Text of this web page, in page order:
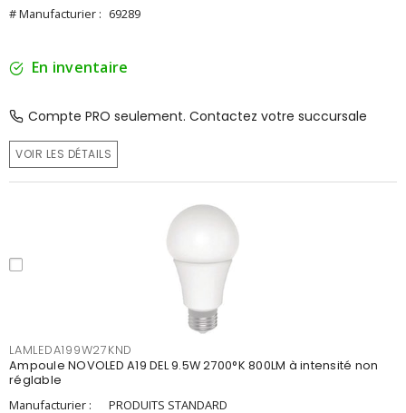
# Manufacturier : 69289
En inventaire
Compte PRO seulement. Contactez votre succursale
VOIR LES DÉTAILS
LAMLEDA199W27KND
Ampoule NOVOLED A19 DEL 9.5W 2700°K 800LM à intensité non
réglable
Manufacturier :
PRODUITS STANDARD